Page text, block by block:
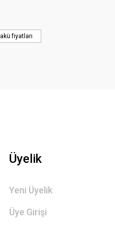
akü fiyatları
Üyelik
Yeni Üyelik
Üye Girişi